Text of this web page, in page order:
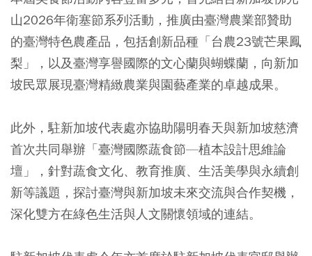
山2026年衛塞節系列活動，推廣由臺灣農業部贊助
的臺灣特色農產品，包括創新品種「台農23號芒果鳳
梨」，以及臺灣享譽國際的文心蘭與蝴蝶蘭，向新加
坡民眾展現臺灣精緻農業與園藝產業的卓越成果。
此外，駐新加坡代表處亦協助陽明春天與新加坡慈濟
首次共同舉辦「臺灣國際蔬食節—植本設計思維論
壇」，針對蔬食文化、教育推廣、生活美學與永續創
新等議題，探討臺灣與新加坡未來交流與合作契機，
深化雙方在綠色生活與人文關懷領域的連結。